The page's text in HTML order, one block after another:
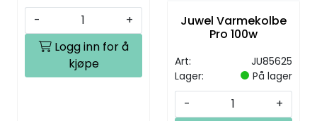
-
+
Logg inn for å
kjøpe
Juwel Varmekolbe
Pro 100w
Art:
JU85625
Lager:
På lager
-
+